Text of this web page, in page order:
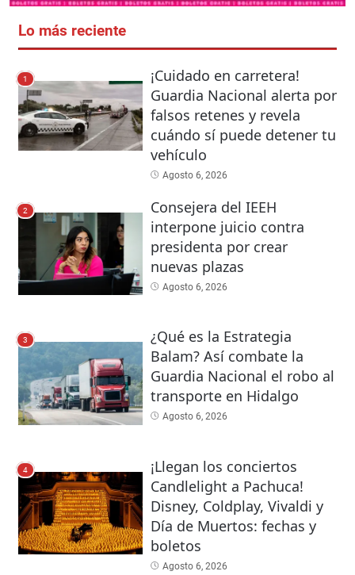
Lo más reciente
1
¡Cuidado en carretera!
Guardia Nacional alerta por
falsos retenes y revela
cuándo sí puede detener tu
vehículo
Agosto 6, 2026
2
Consejera del IEEH
interpone juicio contra
presidenta por crear
nuevas plazas
Agosto 6, 2026
3
¿Qué es la Estrategia
Balam? Así combate la
Guardia Nacional el robo al
transporte en Hidalgo
Agosto 6, 2026
4
¡Llegan los conciertos
Candlelight a Pachuca!
Disney, Coldplay, Vivaldi y
Día de Muertos: fechas y
boletos
Agosto 6, 2026